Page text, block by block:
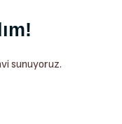
sunuyoruz.